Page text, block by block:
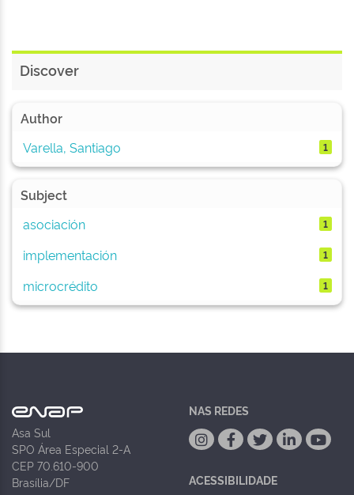
Discover
Author
Varella, Santiago
1
Subject
asociación
1
implementación 1
microcrédito 1
Asa Sul
SPO Área Especial 2-A
CEP 70.610-900
Brasília/DF
NAS REDES
ACESSIBILIDADE